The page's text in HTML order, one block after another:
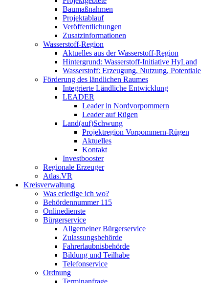
Baumaßnahmen
Projektablauf
Veröffentlichungen
Zusatzinformationen
Wasserstoff-Region
Aktuelles aus der Wasserstoff-Region
Hintergrund: Wasserstoff-Initiative HyLand
Wasserstoff: Erzeugung, Nutzung, Potentiale
Förderung des ländlichen Raumes
Integrierte Ländliche Entwicklung
LEADER
Leader in Nordvorpommern
Leader auf Rügen
Land(auf)Schwung
Projektregion Vorpommern-Rügen
Aktuelles
Kontakt
Investbooster
Regionale Erzeuger
Atlas.VR
Kreisverwaltung
Was erledige ich wo?
Behördennummer 115
Onlinedienste
Bürgerservice
Allgemeiner Bürgerservice
Zulassungsbehörde
Fahrerlaubnisbehörde
Bildung und Teilhabe
Telefonservice
Ordnung
Terminanfrage